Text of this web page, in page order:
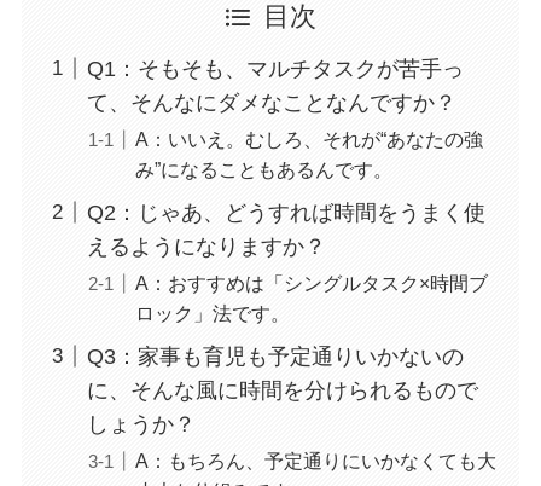
目次
Q1：そもそも、マルチタスクが苦手っ
て、そんなにダメなことなんですか？
A：いいえ。むしろ、それが“あなたの強
み”になることもあるんです。
Q2：じゃあ、どうすれば時間をうまく使
えるようになりますか？
A：おすすめは「シングルタスク×時間ブ
ロック」法です。
Q3：家事も育児も予定通りいかないの
に、そんな風に時間を分けられるもので
しょうか？
A：もちろん、予定通りにいかなくても大